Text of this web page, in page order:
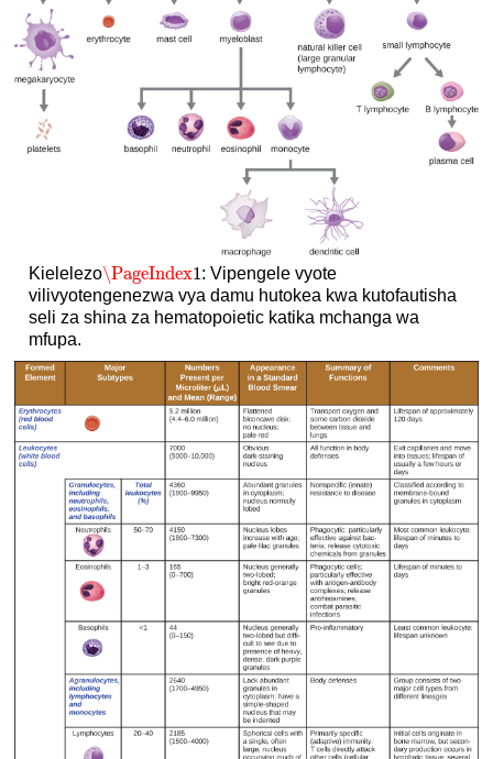
Kielelezo\PageIndex1
\PageIndex1: Vipengele vyote
vilivyotengenezwa vya damu hutokea kwa kutofautisha
seli za shina za hematopoietic katika mchanga wa
mfupa.